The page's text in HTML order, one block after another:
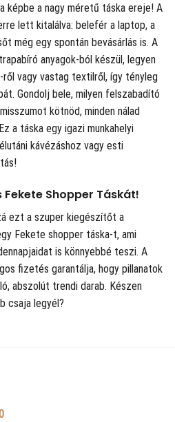
képbe a nagy méretű táska ereje! A
lett kitalálva: belefér a laptop, a
még egy spontán bevásárlás is. A
anyagok-ból készül, legyen
vagy vastag textilről, így tényleg
Gondolj bele, milyen felszabadító
kötnöd, minden nálad
a táska egy igazi munkahelyi
kávézáshoz vagy esti
Shopper Táskát!
ezt a szuper kiegészítőt a
Fekete shopper táska-t, ami
is könnyebbé teszi. A
fizetés garantálja, hogy pillanatok
abszolút trendi darab. Készen
csaja legyél?